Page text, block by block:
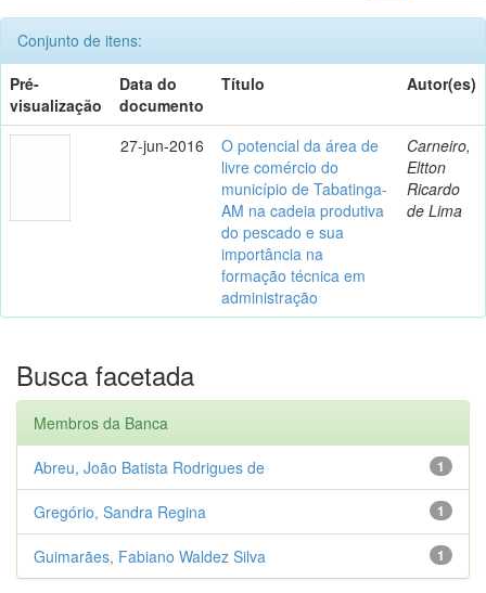
Conjunto de itens:
Pré-
visualização
Data do
documento
Título Autor(es)
27-jun-2016
O potencial da área de
livre comércio do
município de Tabatinga-
AM na cadeia produtiva
do pescado e sua
importância na
formação técnica em
administração
Carneiro,
Eltton
Ricardo
de Lima
Busca facetada
Membros da Banca
1
Abreu, João Batista Rodrigues de
1
Gregório, Sandra Regina
1
Guimarães, Fabiano Waldez Silva